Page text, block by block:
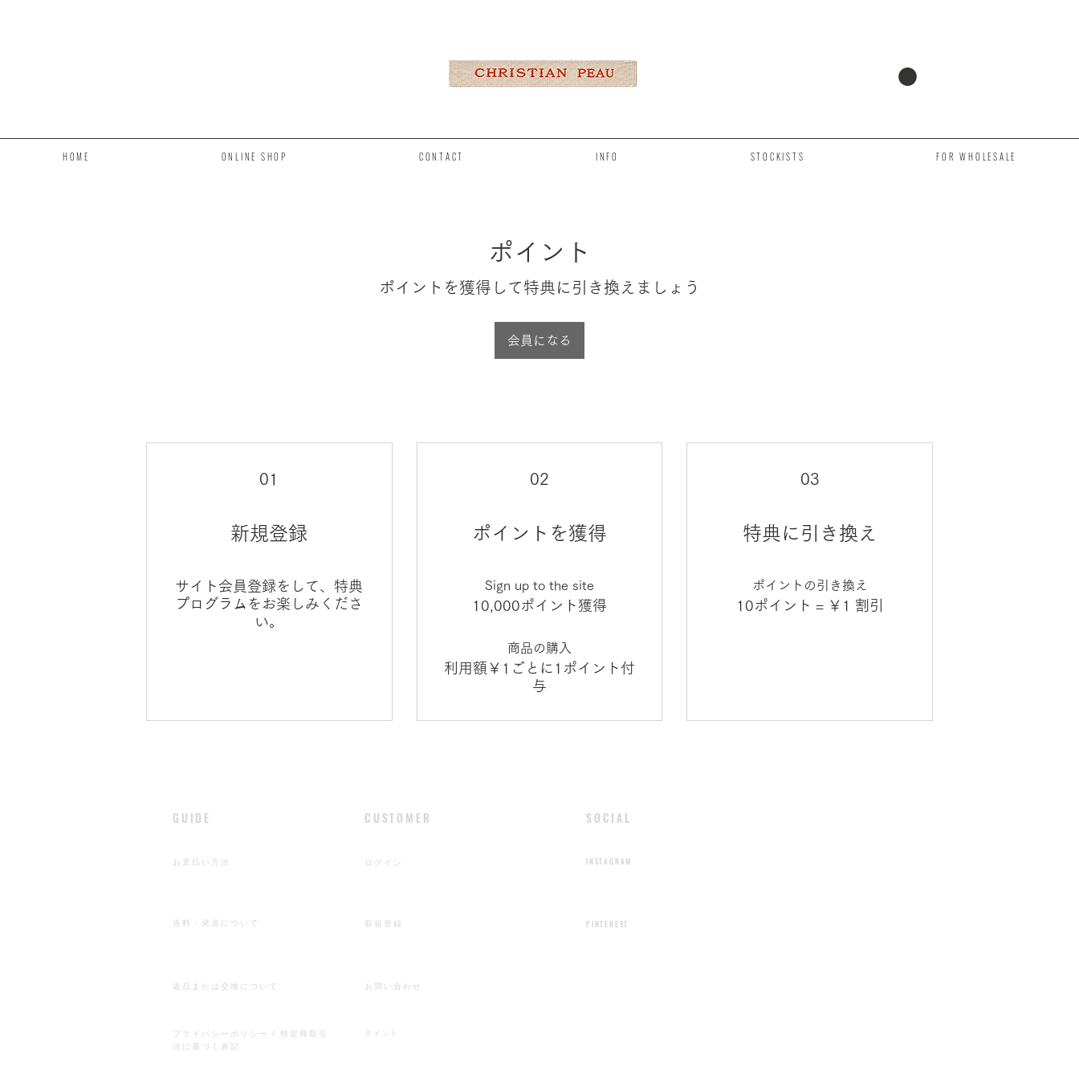
HOME ONLINE SHOP CONTACT INFO STOCKISTS FOR WHOLESALE
ポイント
ポイントを獲得して特典に引き換えましょう
会員になる
01
新規登録
サイト会員登録をして、特典
プログラムをお楽しみくださ
い。
02
ポイントを獲得
Sign up to the site
10,000ポイント獲得
商品の購入
利用額￥1ごとに1ポイント付
与
03
特典に引き換え
ポイントの引き換え
10ポイント = ￥1 割引
​GUIDE
​お支払い方法
​送料・発送について
返品または交換について
プライバシーポリシー / 特定商取引
法に基づく表記
​CUSTOMER
ログイン
新規登録
お問い合わせ
​ポイント
​SOCIAL
INSTAGRAM
​PINTEREST